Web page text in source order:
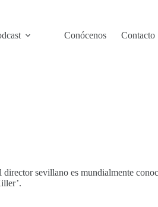
Conócenos Contacto
director sevillano es mundialmente